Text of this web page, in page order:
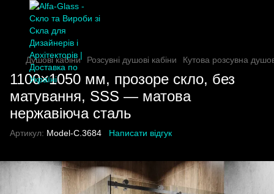
Душові кабіни Розсувні душові кабіни Кутова розсувна
1100×1050 мм, прозоре скло, без
матування, SSS — матова
нержавіюча сталь
Артикул: Model-C.3684 Написати відгук